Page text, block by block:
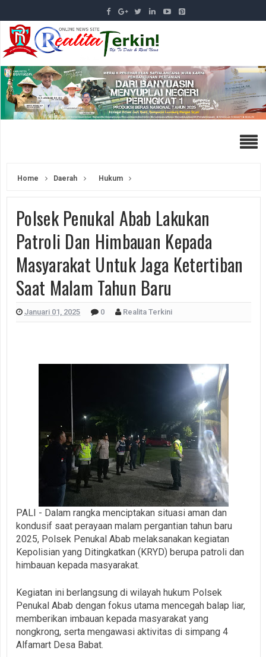
Home Daerah Hukum
Polsek Penukal Abab Lakukan
Patroli Dan Himbauan Kepada
Masyarakat Untuk Jaga Ketertiban
Saat Malam Tahun Baru
Januari 01, 2025 0 Realita Terkini
PALI - Dalam rangka menciptakan situasi aman dan
kondusif saat perayaan malam pergantian tahun baru
2025, Polsek Penukal Abab melaksanakan kegiatan
Kepolisian yang Ditingkatkan (KRYD) berupa patroli dan
himbauan kepada masyarakat.
Kegiatan ini berlangsung di wilayah hukum Polsek
Penukal Abab dengan fokus utama mencegah balap liar,
memberikan imbauan kepada masyarakat yang
nongkrong, serta mengawasi aktivitas di simpang 4
Alfamart Desa Babat.